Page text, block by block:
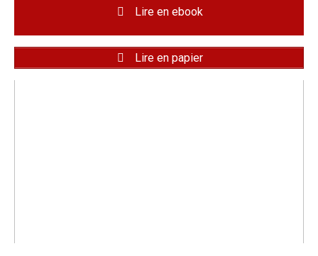
Lire en ebook
Lire en papier